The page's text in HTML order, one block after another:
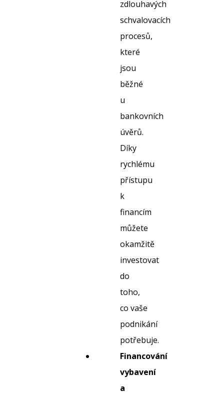
zdlouhavých
schvalovacích
procesů,
které
jsou
běžné
u
bankovních
úvěrů.
Díky
rychlému
přístupu
k
financím
můžete
okamžitě
investovat
do
toho,
co vaše
podnikání
potřebuje.
Financování
vybavení
a